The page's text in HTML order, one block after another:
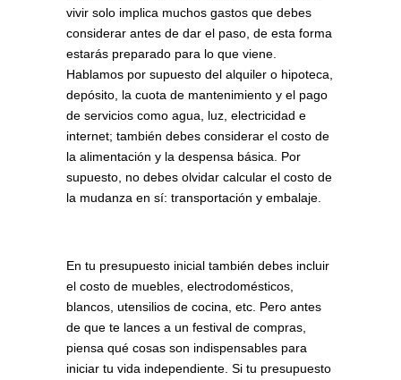
vivir solo implica muchos gastos que debes
considerar antes de dar el paso, de esta forma
estarás preparado para lo que viene.
Hablamos por supuesto del alquiler o hipoteca,
depósito, la cuota de mantenimiento y el pago
de servicios como agua, luz, electricidad e
internet; también debes considerar el costo de
la alimentación y la despensa básica. Por
supuesto, no debes olvidar calcular el costo de
la mudanza en sí: transportación y embalaje.
En tu presupuesto inicial también debes incluir
el costo de muebles, electrodomésticos,
blancos, utensilios de cocina, etc. Pero antes
de que te lances a un festival de compras,
piensa qué cosas son indispensables para
iniciar tu vida independiente. Si tu presupuesto